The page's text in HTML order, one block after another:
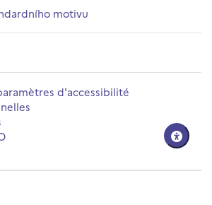
motivu
d'accessibilité